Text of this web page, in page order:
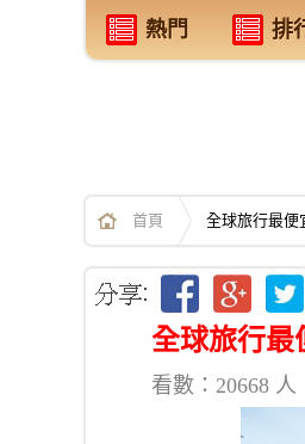
熱門 排
首頁 全球旅行最便
全球旅行最
看數：20668 人